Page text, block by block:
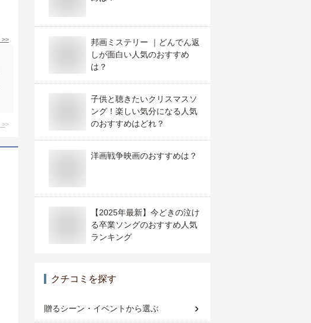
>>
>
邦画ミステリー ｜どんでん返
しが面白い人気のおすすめ
は？
子供と聴きたいクリスマスソ
ング！楽しい気分になる人気
のおすすめはどれ？
洋画戦争映画のおすすめは？
【2025年最新】今どきの泣け
る卒業ソングのおすすめ人気
ランキング
クチコミを探す
贈るシーン・イベントから選ぶ